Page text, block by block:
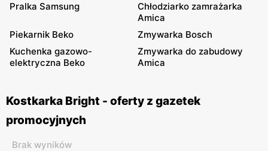
Pralka Samsung
Chłodziarko zamrażarka
Amica
Piekarnik Beko
Zmywarka Bosch
Kuchenka gazowo-
elektryczna Beko
Zmywarka do zabudowy
Amica
Kostkarka Bright - oferty z gazetek
promocyjnych
Brak wyników